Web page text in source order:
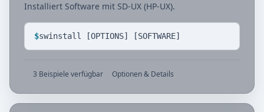
Installiert Software mit SD-UX (HP-UX).
$swinstall [OPTIONS] [SOFTWARE]
3 Beispiele verfügbar Optionen & Details